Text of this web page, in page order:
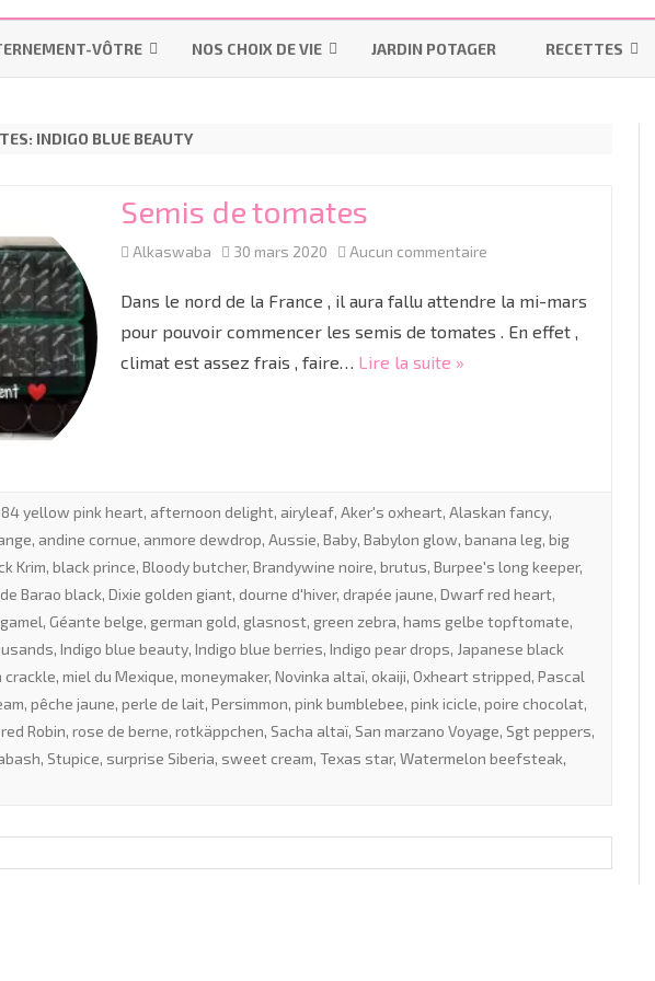
au
VÔTRE
PROJET DE NAISSANCE
ÉCOLO
LINGETTES LAVABLES ET LOTIONS
NOS CHOIX DE VIE
CYCLE 3
JARDIN POTAGER RECETTES
INDIGO BLUE BEAUTY
Semis de tomates
Alkaswaba 30 mars 2020 Aucun commentaire
de
Dans le nord de la France , il aura fallu attendre la mi-mars
pour pouvoir commencer les semis de tomates . En effet ,
climat est assez frais , faire… Lire la suite »
yellow pink heart, afternoon delight, airyleaf, Aker's oxheart, Alaskan fancy,
, andine cornue, anmore dewdrop, Aussie, Baby, Babylon glow, banana leg, big
Krim, black prince, Bloody butcher, Brandywine noire, brutus, Burpee's long keeper,
de Barao black, Dixie golden giant, dourne d'hiver, drapée jaune, Dwarf red heart,
, Géante belge, german gold, glasnost, green zebra, hams gelbe topftomate,
, Indigo blue beauty, Indigo blue berries, Indigo pear drops, Japanese black
crackle, miel du Mexique, moneymaker, Novinka altaï, okaiji, Oxheart stripped, Pascal
, pêche jaune, perle de lait, Persimmon, pink bumblebee, pink icicle, poire chocolat,
red Robin, rose de berne, rotkäppchen, Sacha altaï, San marzano Voyage, Sgt peppers,
, Stupice, surprise Siberia, sweet cream, Texas star, Watermelon beefsteak,